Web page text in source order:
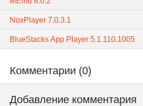
NoxPlayer 7.0.3.1
BlueStacks App Player 5.1.110.1005
Комментарии (0)
Добавление комментария